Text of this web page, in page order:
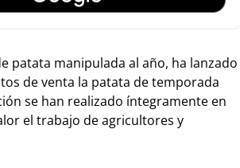
patata manipulada al año, ha lanzado
de venta la patata de temporada
se han realizado íntegramente en
el trabajo de agricultores y